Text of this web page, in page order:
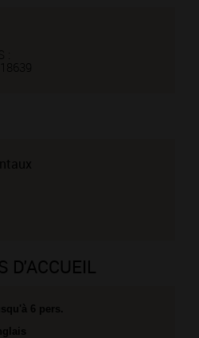
D'ACCUEIL
6 pers.